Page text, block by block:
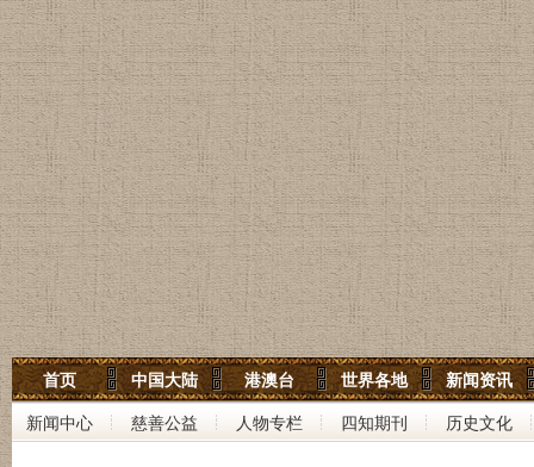
世界杨氏宗亲网
世界杨氏联谊会
中华杨氏大宗祠
首页 中国大陆 港澳台 世界各地 新闻资讯
新闻中心 慈善公益 人物专栏 四知期刊 历史文化